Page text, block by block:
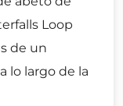
Loop
de un
lo largo de la